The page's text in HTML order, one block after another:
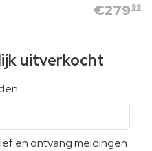
€279 99
uitverkocht
en ontvang meldingen